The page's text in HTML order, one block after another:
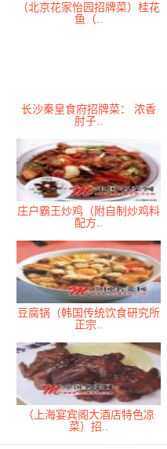
（北京花家怡园招牌菜）桂花
鱼（..
长沙秦皇食府招牌菜： 浓香
肘子..
庄户霸王炒鸡（附自制炒鸡料
配方..
豆腐锅（韩国传统饮食研究所
正宗..
（上海宴宾阁大酒店特色凉
菜）招..